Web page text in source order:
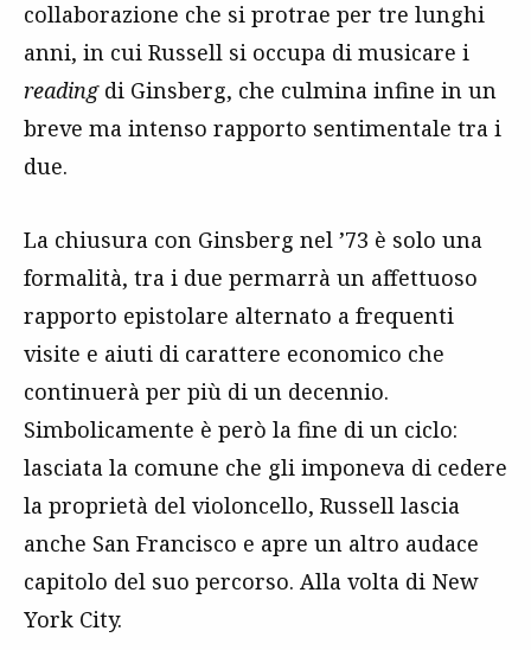
collaborazione che si protrae per tre lunghi
anni, in cui Russell si occupa di musicare i
readingdi Ginsberg, che culmina infine in un
breve ma intenso rapporto sentimentale tra i
due.
La chiusura con Ginsberg nel ’73 è solo una
formalità, tra i due permarrà un affettuoso
rapporto epistolare alternato a frequenti
visite e aiuti di carattere economico che
continuerà per più di un decennio.
Simbolicamente è però la fine di un ciclo:
lasciata la comune che gli imponeva di cedere
la proprietà del violoncello, Russell lascia
anche San Francisco e apre un altro audace
capitolo del suo percorso. Alla volta di New
York City.